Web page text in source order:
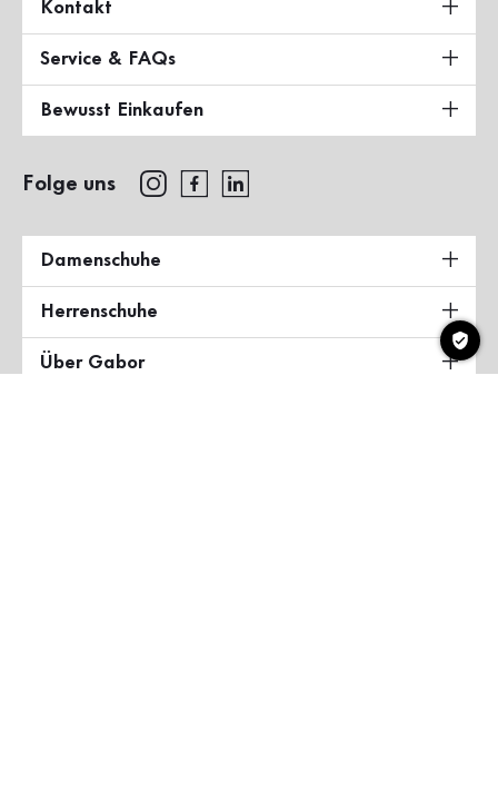
Kontakt
Service & FAQs
Bewusst Einkaufen
Folge uns
Damenschuhe
Herrenschuhe
Über Gabor